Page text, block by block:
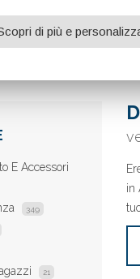
Eresbike Shop
E Accessori
349
21
in
di più e